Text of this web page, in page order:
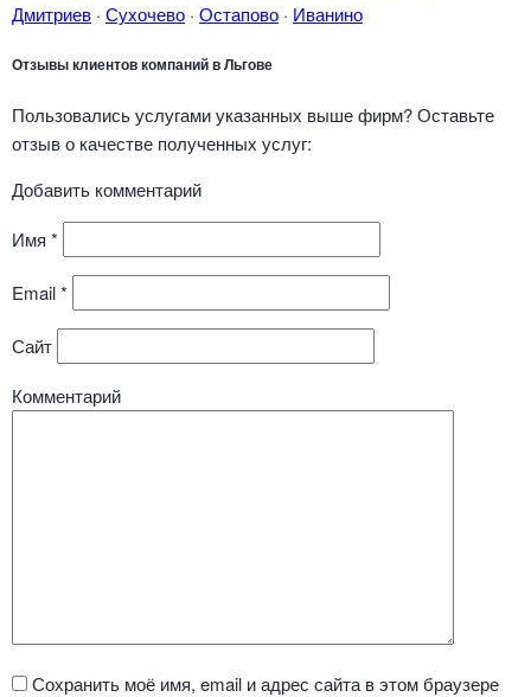
Дмитриев · Сухочево · Остапово · Иванино
Отзывы клиентов компаний в Льгове
Пользовались услугами указанных выше фирм? Оставьте
отзыв о качестве полученных услуг:
Добавить комментарий
Имя *
Email*
Сайт
Комментарий
Сохранить моё имя, email и адрес сайта в этом браузере